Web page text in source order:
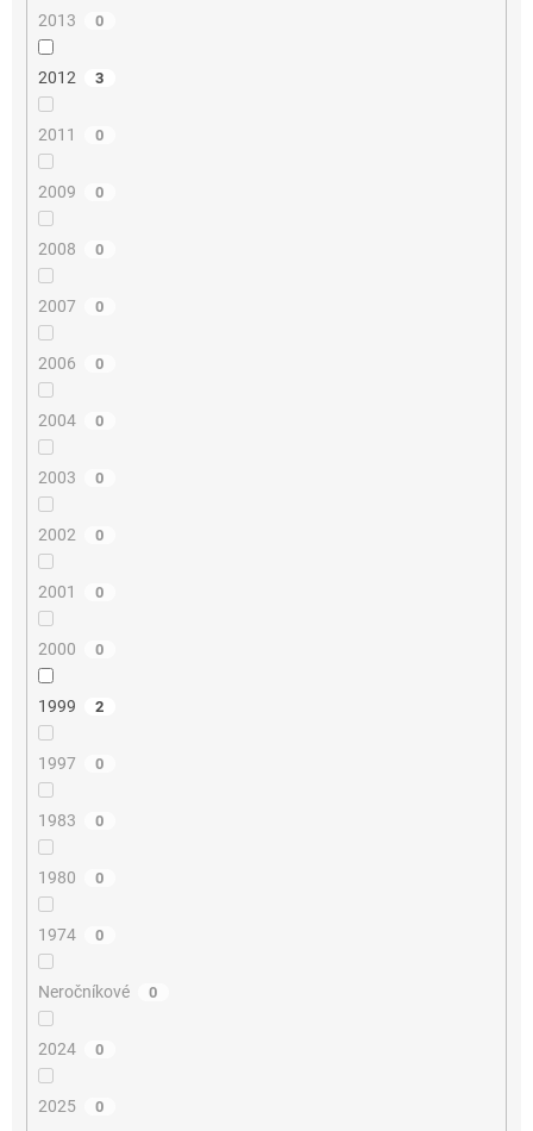
2013 0
2012 3
2011 0
2009 0
2008 0
2007 0
2006 0
2004 0
2003 0
2002 0
2001 0
2000 0
1999 2
1997 0
1983 0
1980 0
1974 0
Neročníkové 0
2024 0
2025 0